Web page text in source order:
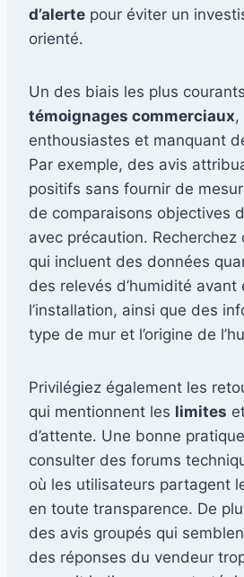
d’alerte pour éviter un
orienté.
Un des biais les plus
témoignages commerciaux
enthousiastes et manquant
Par exemple, des avis
positifs sans fournir de
de comparaisons objectives
avec précaution. Recherchez
qui incluent des données
des relevés d’humidité avant
l’installation, ainsi que des
type de mur et l’origine de
Privilégiez également les
qui mentionnent les limites
d’attente. Une bonne
consulter des forums
où les utilisateurs partagent
en toute transparence. De
des avis groupés qui
des réponses du vendeur